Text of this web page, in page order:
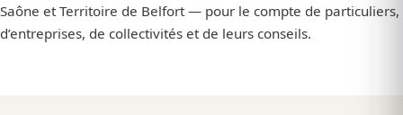
Saône et Territoire de Belfort — pour le compte de particuliers,
d’entreprises, de collectivités et de leurs conseils.